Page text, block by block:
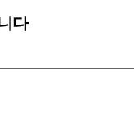
다